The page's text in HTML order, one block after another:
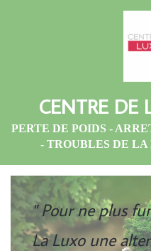
CENTRE DE
PERTE DE POIDS -
- TROUBLES DE LA
" Pour ne plus
La Luxo une